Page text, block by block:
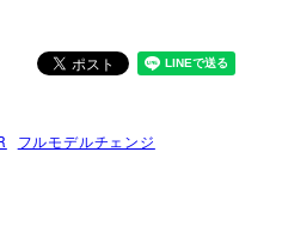
フルモデルチェンジ